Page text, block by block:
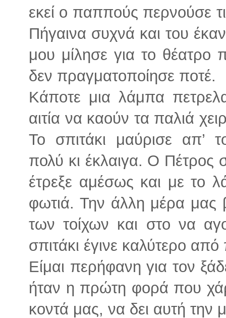
εκεί ο παππούς περνούσε
Πήγαινα συχνά και του
μου μίλησε για το θέατρο
δεν πραγματοποίησε ποτέ.
Κάποτε μια λάμπα
αιτία να καούν τα παλιά
Το σπιτάκι μαύρισε απ’
πολύ κι έκλαιγα. Ο Πέτρος
έτρεξε αμέσως και με το
φωτιά. Την άλλη μέρα μας
των τοίχων και στο να
σπιτάκι έγινε καλύτερο από
Είμαι περήφανη για τον
ήταν η πρώτη φορά που
κοντά μας, να δει αυτή την